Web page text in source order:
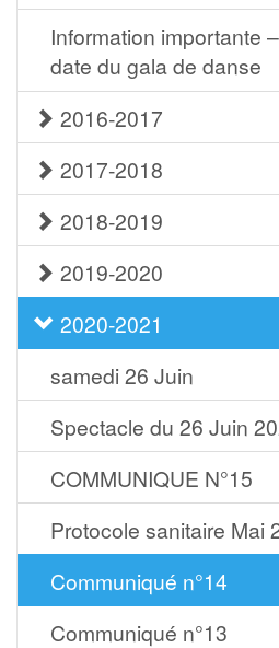
Information importante
date du gala de danse
2016-2017
2017-2018
2018-2019
2019-2020
2020-2021
samedi 26 Juin
Spectacle du 26 Juin
COMMUNIQUE N°15
Protocole sanitaire Mai
Communiqué n°14
Communiqué n°13